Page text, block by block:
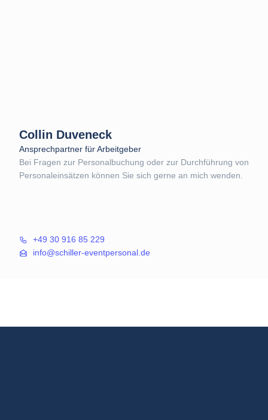
Collin Duveneck
Ansprechpartner für Arbeitgeber
Bei Fragen zur Personalbuchung oder zur Durchführung von
Personaleinsätzen können Sie sich gerne an mich wenden.
+49 30 916 85 229
info@schiller-eventpersonal.de